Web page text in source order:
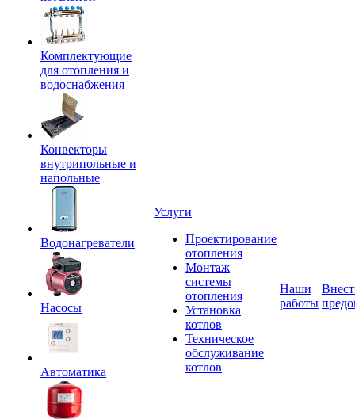
Комплектующие
для отопления и
водоснабжения
Конвекторы
внутрипольные и
напольные
Водонагреватели
Насосы
Автоматика
Услуги
Проектирование
отопления
Монтаж
системы
отопления
Установка
котлов
Техническое
обслуживание
котлов
Наши
работы